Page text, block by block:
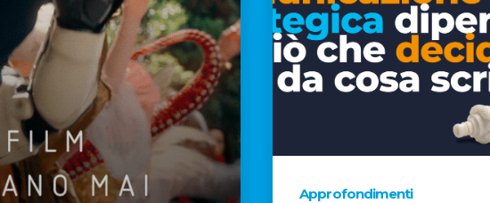
Approfondimenti